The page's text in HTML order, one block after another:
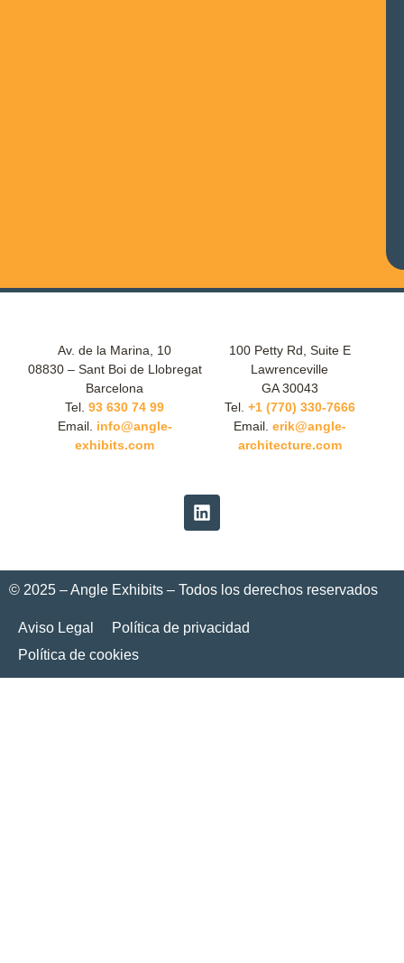
Av. de la Marina, 10
08830 – Sant Boi de Llobregat
Barcelona
Tel. 93 630 74 99
Email. info@angle-
exhibits.com
100 Petty Rd, Suite E
Lawrenceville
GA 30043
Tel. +1 (770) 330-7666
Email. erik@angle-
architecture.com
© 2025 – Angle Exhibits – Todos los derechos reservados
Aviso Legal
Política de privacidad
Política de cookies